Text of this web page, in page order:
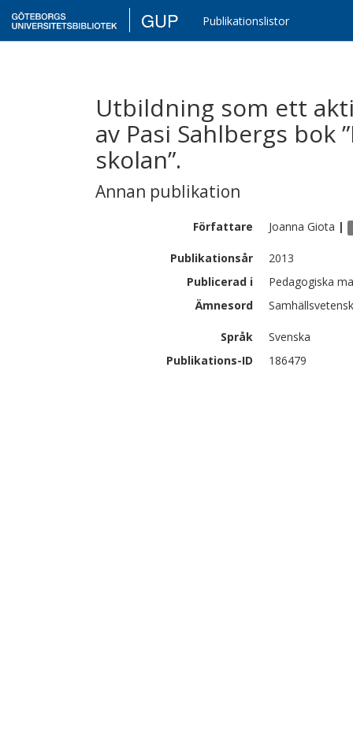
GUP Publikationslistor
Utbildning som ett
av Pasi Sahlbergs bok
skolan”.
Annan publikation
Författare Joanna Giota |
Publikationsår
2013
Publicerad i
Pedagogiska
Ämnesord
Språk
Svenska
Publikations-ID
186479